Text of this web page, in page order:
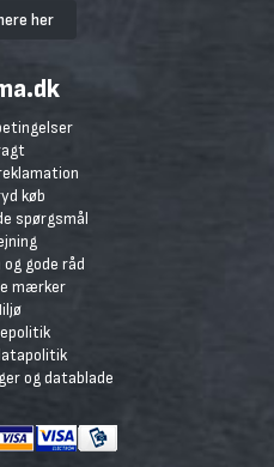
her
køb
spørgsmål
gode råd
mærker
og datablade